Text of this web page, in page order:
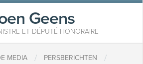
Geens
ET DÉPUTÉ HONORAIRE
MEDIA / PERSBERICHTEN /